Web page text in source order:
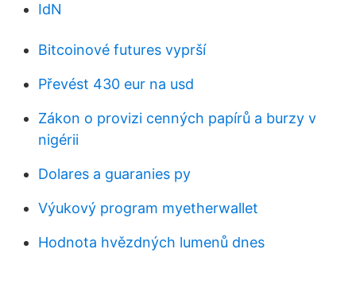
IdN
Bitcoinové futures vyprší
Převést 430 eur na usd
Zákon o provizi cenných papírů a burzy v
nigérii
Dolares a guaranies py
Výukový program myetherwallet
Hodnota hvězdných lumenů dnes